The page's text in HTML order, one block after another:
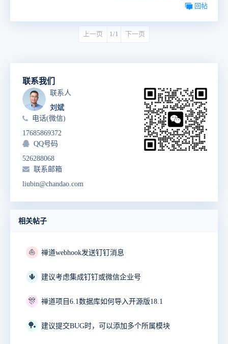
回帖
上一页 1/1 下一页
联系我们
联系人
刘斌
电话(微信)
17685869372
QQ号码
526288068
联系邮箱
liubin@chandao.com
相关帖子
⛵ 禅道webhook发送钉钉消息
🌵 建议考虑集成钉钉或微信企业号
🎊 禅道项目6.1数据库如何导入开源版18.1
🏓 建议提交BUG时，可以添加多个所属模块